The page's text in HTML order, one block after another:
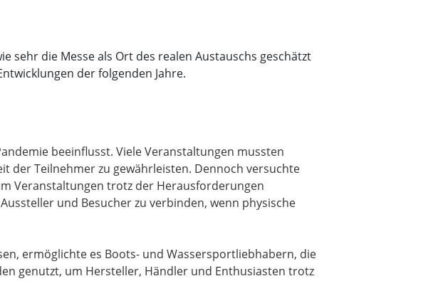
sehr die Messe als Ort des realen Austauschs geschätzt
der folgenden Jahre.
beeinflusst. Viele Veranstaltungen mussten
der Teilnehmer zu gewährleisten. Dennoch versuchte
Veranstaltungen trotz der Herausforderungen
und Besucher zu verbinden, wenn physische
ermöglichte es Boots- und Wassersportliebhabern, die
genutzt, um Hersteller, Händler und Enthusiasten trotz